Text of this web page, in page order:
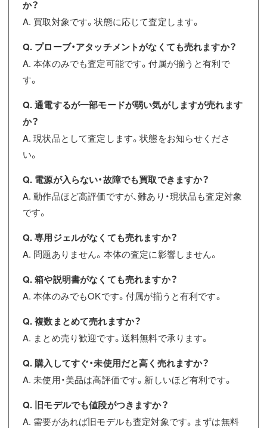
か？
A. 買取対象です。状態に応じて査定します。
Q. プローブ・アタッチメントがなくても売れますか？
A. 本体のみでも査定可能です。付属が揃うと有利で
す。
Q. 通電するが一部モードが弱い気がしますが売れます
か？
A. 現状品として査定します。状態をお知らせくださ
い。
Q. 電源が入らない・故障でも買取できますか？
A. 動作品ほど高評価ですが、難あり・現状品も査定対象
です。
Q. 専用ジェルがなくても売れますか？
A. 問題ありません。本体の査定に影響しません。
Q. 箱や説明書がなくても売れますか？
A. 本体のみでもOKです。付属が揃うと有利です。
Q. 複数まとめて売れますか？
A. まとめ売り歓迎です。送料無料で承ります。
Q. 購入してすぐ・未使用だと高く売れますか？
A. 未使用・美品は高評価です。新しいほど有利です。
Q. 旧モデルでも値段がつきますか？
A. 需要があれば旧モデルも査定対象です。まずは無料